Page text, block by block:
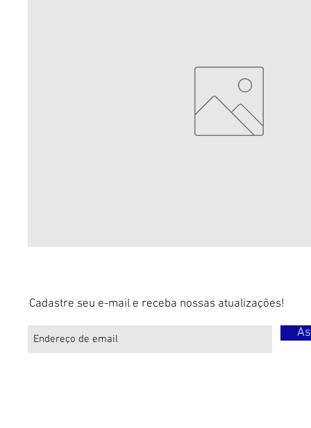
Cadastre seu e-mail e receba nossas atualizações!